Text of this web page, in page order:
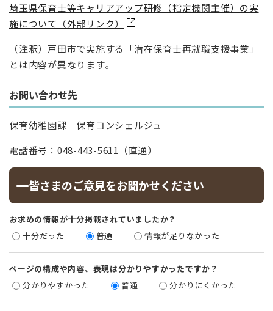
埼玉県保育士等キャリアアップ研修（指定機関主催）の実
施について（外部リンク）
（注釈）戸田市で実施する「潜在保育士再就職支援事業」
とは内容が異なります。
お問い合わせ先
保育幼稚園課 保育コンシェルジュ
電話番号：048-443-5611（直通）
皆さまのご意見をお聞かせください
お求めの情報が十分掲載されていましたか？
十分だった
普通 情報が足りなかった
ページの構成や内容、表現は分かりやすかったですか？
分かりやすかった
普通 分かりにくかった